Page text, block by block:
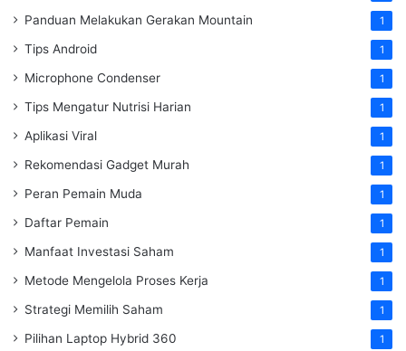
Panduan Melakukan Gerakan Mountain 1
Tips Android 1
Microphone Condenser 1
Tips Mengatur Nutrisi Harian 1
Aplikasi Viral 1
Rekomendasi Gadget Murah 1
Peran Pemain Muda 1
Daftar Pemain 1
Manfaat Investasi Saham 1
Metode Mengelola Proses Kerja 1
Strategi Memilih Saham 1
Pilihan Laptop Hybrid 360 1